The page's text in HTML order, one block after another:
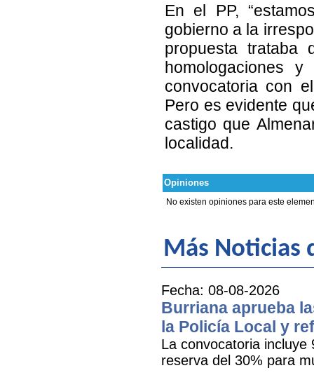
En el PP,
gobierno a la
propuesta trataba
homologaciones
convocatoria con
Pero es evidente
castigo que
localidad.
Opiniones
No existen opiniones para este
Más Noticias
Fecha: 08-08-2026
Burriana aprueba
la Policía Local y
La convocatoria
reserva del 30% para